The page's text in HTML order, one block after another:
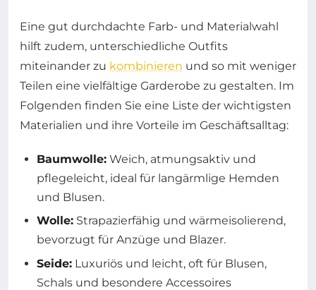
Eine gut durchdachte Farb- und Materialwahl
hilft zudem, unterschiedliche Outfits
miteinander zu kombinieren und so mit weniger
Teilen eine vielfältige Garderobe zu gestalten. Im
Folgenden finden Sie eine Liste der wichtigsten
Materialien und ihre Vorteile im Geschäftsalltag:
Baumwolle: Weich, atmungsaktiv und
pflegeleicht, ideal für langärmlige Hemden
und Blusen.
Wolle: Strapazierfähig und wärmeisolierend,
bevorzugt für Anzüge und Blazer.
Seide: Luxuriös und leicht, oft für Blusen,
Schals und besondere Accessoires